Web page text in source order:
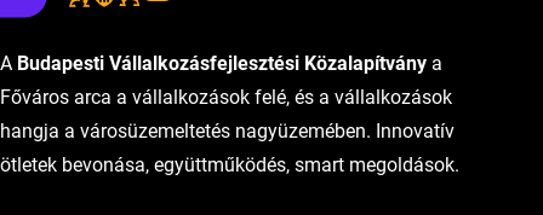
A Budapesti Vállalkozásfejlesztési Közalapítvány a
Főváros arca a vállalkozások felé, és a vállalkozások
hangja a városüzemeltetés nagyüzemében. Innovatív
ötletek bevonása, együttműködés, smart megoldások.